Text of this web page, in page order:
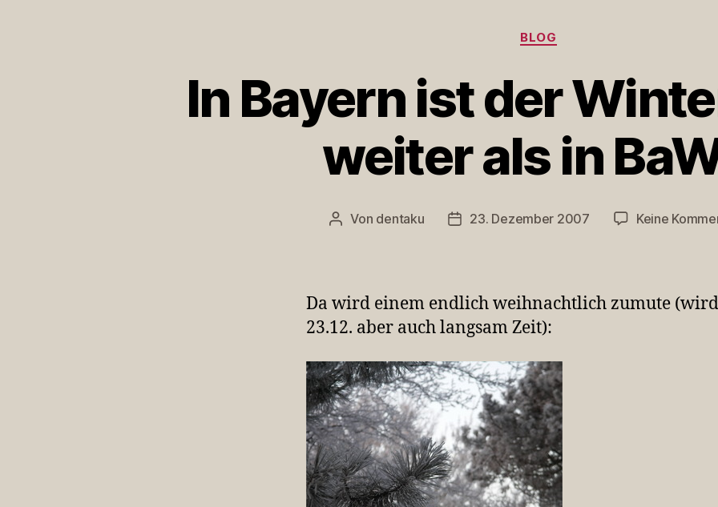
Kategorien
BLOG
In Bayern ist der
weiter als in
Beitragsautor
Von dentaku Veröffentlichungsdatum
23. Dezember 2007 Keine
Da wird einem endlich weihnachtlich zumute
23.12. aber auch langsam Zeit):